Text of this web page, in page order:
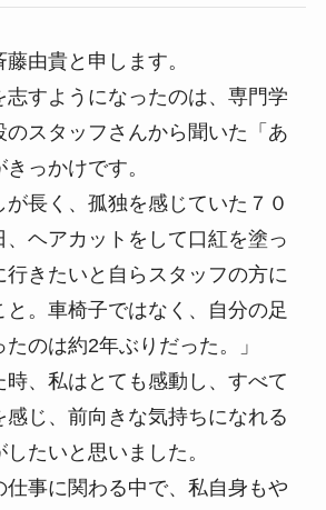
由貴と申します。
志すようになったのは、専門学
のスタッフさんから聞いた「あ
っかけです。
が長く、孤独を感じていた７０
ヘアカットをして口紅を塗っ
行きたいと自らスタッフの方に
。車椅子ではなく、自分の足
のは約2年ぶりだった。」
時、私はとても感動し、すべて
じ、前向きな気持ちになれる
たいと思いました。
仕事に関わる中で、私自身もや